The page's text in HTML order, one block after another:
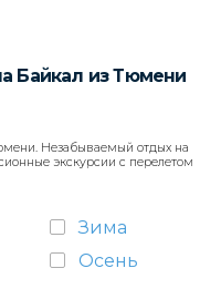
Байкал из Тюмени
Незабываемый отдых на
экскурсии с перелетом
Зима
Осень